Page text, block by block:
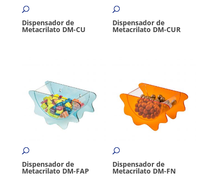
Dispensador de
Metacrilato DM-CU
Dispensador de
Metacrilato DM-CUR
Dispensador de
Metacrilato DM-FAP
Dispensador de
Metacrilato DM-FN